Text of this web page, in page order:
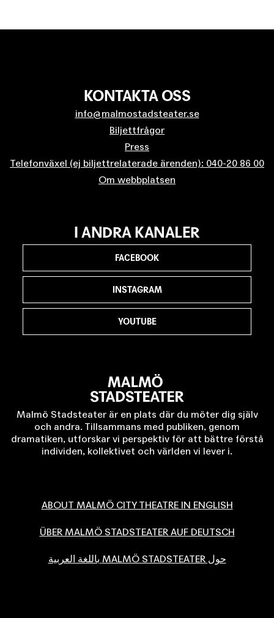
KONTAKTA OSS
info@malmostadsteater.se
Biljettfrågor
Press
Telefonväxel (ej biljettrelaterade ärenden): 040-20 86 00
Om webbplatsen
Malmö Stadsteater är en plats där du möter dig själv
och andra. Tillsammans med publiken, genom
dramatiken, utforskar vi perspektiv för att bättre förstå
individen, kollektivet och världen vi lever i.
ABOUT MALMÖ CITY THEATRE IN ENGLISH
ÜBER MALMÖ STADSTEATER AUF DEUTSCH
حول MALMÖ STADSTEATER باللغة العربية
I ANDRA KANALER
FACEBOOK
INSTAGRAM
YOUTUBE